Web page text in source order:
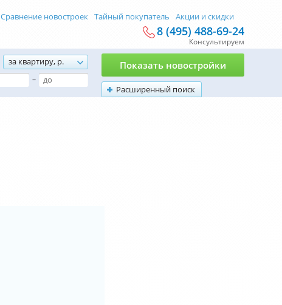
Сравнение новостроек Тайный покупатель Акции и скидки
8 (495) 488-69-24
Консультируем
за квартиру, р.
–
Расширенный поиск
Показать новостройки